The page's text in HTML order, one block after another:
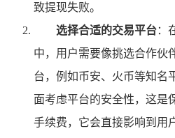
致提现失败。
选择合适的交易平台：
中，用户需要像挑选合作伙
台，例如币安、火币等知名
面考虑平台的安全性，这是
手续费，它会直接影响到用